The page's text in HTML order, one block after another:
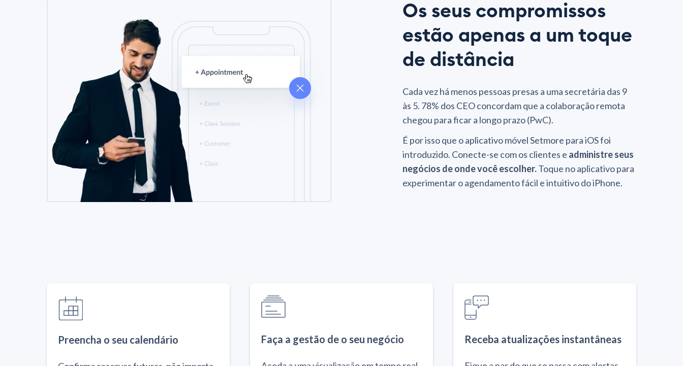
Os seus compromissos
estão apenas a um toque
de distância
Cada vez há menos pessoas presas a uma secretária das 9
às 5. 78% dos CEO concordam que a colaboração remota
chegou para ficar a longo prazo (PwC).
É por isso que o aplicativo móvel Setmore para iOS foi
introduzido. Conecte-se com os clientes e administre seus
negócios de onde você escolher.Toque no aplicativo para
experimentar o agendamento fácil e intuitivo do iPhone.
Preencha o seu calendário Faça a gestão de o seu negócio Receba atualizações instantâneas